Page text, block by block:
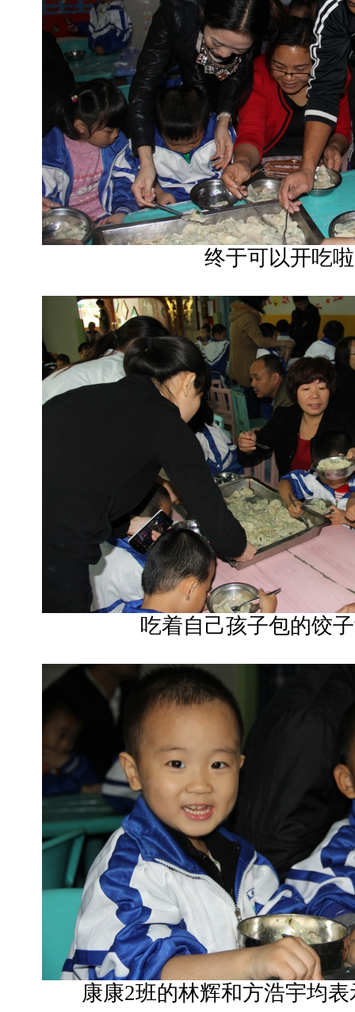
终于可以开吃啦
吃着自己孩子包的饺
康康2班的林辉和方浩宇均